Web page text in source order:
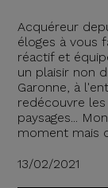
Acquéreur
éloges à vous
réactif et
un plaisir non
Garonne, à
redécouvre
paysages...
moment mais
13/02/2021